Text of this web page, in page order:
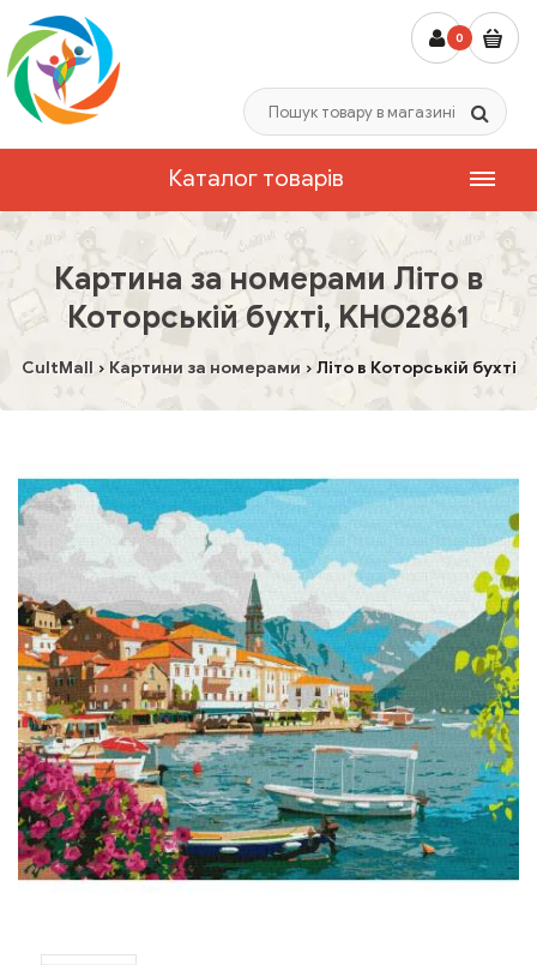
0
Каталог товарів
Картина за номерами Літо в
Которській бухті, KHO2861
CultMall Картини за номерами Літо в Которській бухті